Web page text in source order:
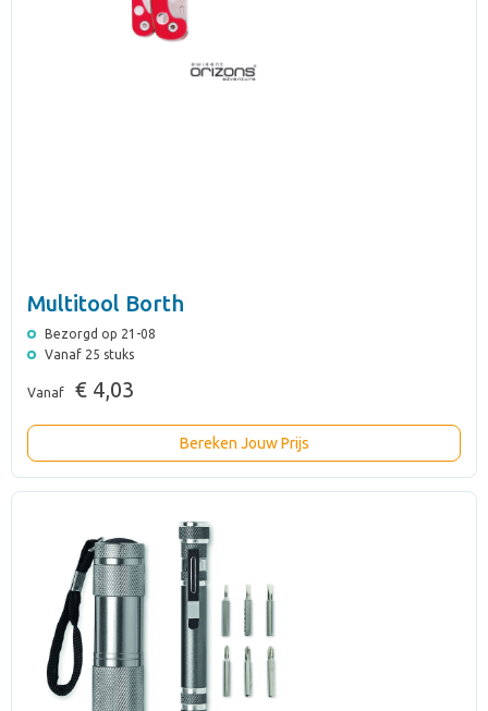
Multitool Borth
Bezorgd op 21-08
Vanaf 25 stuks
Vanaf € 4,03
Bereken Jouw Prijs